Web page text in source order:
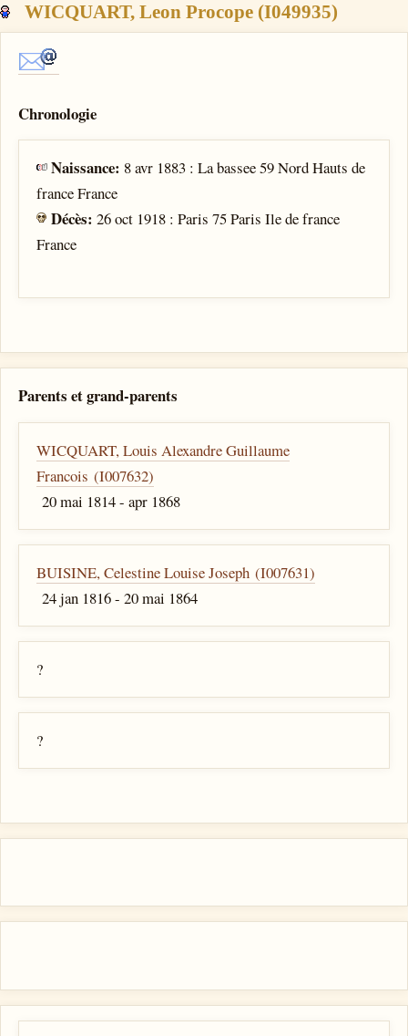
WICQUART, Leon Procope (I049935)
Chronologie
Naissance: 8 avr 1883 : La bassee 59 Nord Hauts de
france France
Décès:26 oct 1918 : Paris 75 Paris Ile de france
France
Parents et grand-parents
WICQUART, Louis Alexandre Guillaume
Francois (I007632)
20 mai 1814 - apr 1868
BUISINE, Celestine Louise Joseph (I007631)
24 jan 1816 - 20 mai 1864
?
?